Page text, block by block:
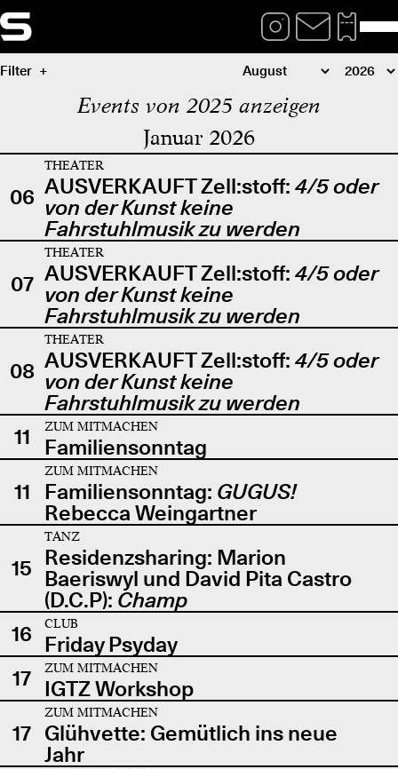
Filter
Events von 2025 anzeigen
Januar 2026
06
THEATER
AUSVERKAUFT Zell:stoff: 4/5 oder
von der Kunst keine
Fahrstuhlmusik zu werden
07
THEATER
AUSVERKAUFT Zell:stoff: 4/5 oder
von der Kunst keine
Fahrstuhlmusik zu werden
08
THEATER
AUSVERKAUFT Zell:stoff: 4/5 oder
von der Kunst keine
Fahrstuhlmusik zu werden
11
ZUM MITMACHEN
Familiensonntag
11
ZUM MITMACHEN
Familiensonntag: GUGUS!
Rebecca Weingartner
15
TANZ
Residenzsharing: Marion
Baeriswyl und David Pita Castro
(D.C.P): Champ
16
CLUB
Friday Psyday
17
ZUM MITMACHEN
IGTZ Workshop
17
ZUM MITMACHEN
Glühvette: Gemütlich ins neue
Jahr